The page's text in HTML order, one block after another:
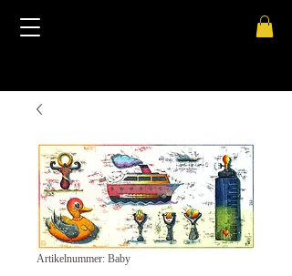
Artikelnummer: Baby